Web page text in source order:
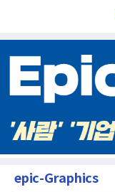
epic-Graphics